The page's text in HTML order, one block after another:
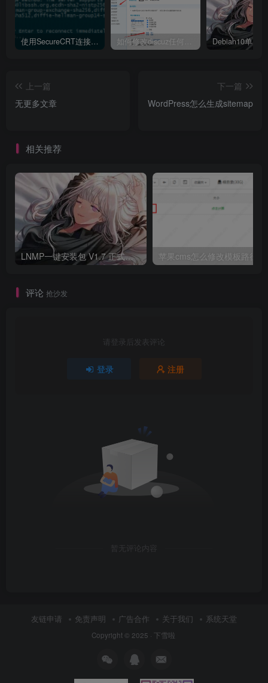
使用SecureCRT连接Ubuntu20.04报错：Key exchange failed. No compatible key exchange method. 如何修改discuz任何模板的编辑器默认字体类型和默认字体大小
上一篇
无更多文章
下一篇
WordPress怎么生成sitemap
相关推荐
LNMP一键安装包 V1.7 正式版发布 苹果cms怎么修改模板路径
评论 抢沙发
请登录后发表评论
登录 注册
暂无评论内容
友链申请 免责声明 广告合作 关于我们 系统天堂
Copyright © 2025 · 下雪啦